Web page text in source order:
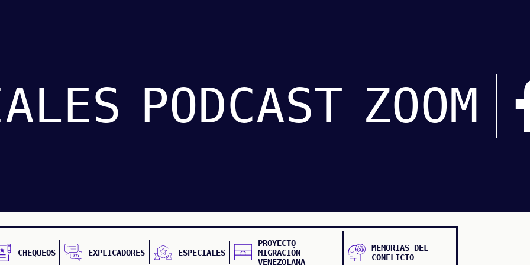
PODCAST ZOOM
CHEQUEOS EXPLICADORES ESPECIALES
PROYECTO
MIGRACIÓN
VENEZOLANA
MEMORIAS DEL
CONFLICTO